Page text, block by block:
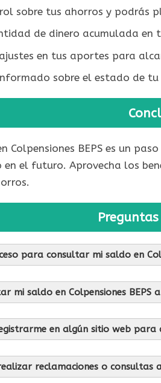
sobre tus ahorros y podrás
de dinero acumulada en
en tus aportes para
sobre el estado de
Colpensiones BEPS es un
en el futuro. Aprovecha los
para consultar mi saldo en
mi saldo en Colpensiones BEPS
en algún sitio web para
reclamaciones o consultas